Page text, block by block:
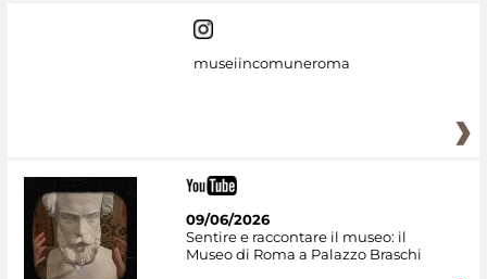
museiincomuneroma
09/06/2026
Sentire e raccontare il museo: il
Museo di Roma a Palazzo Braschi